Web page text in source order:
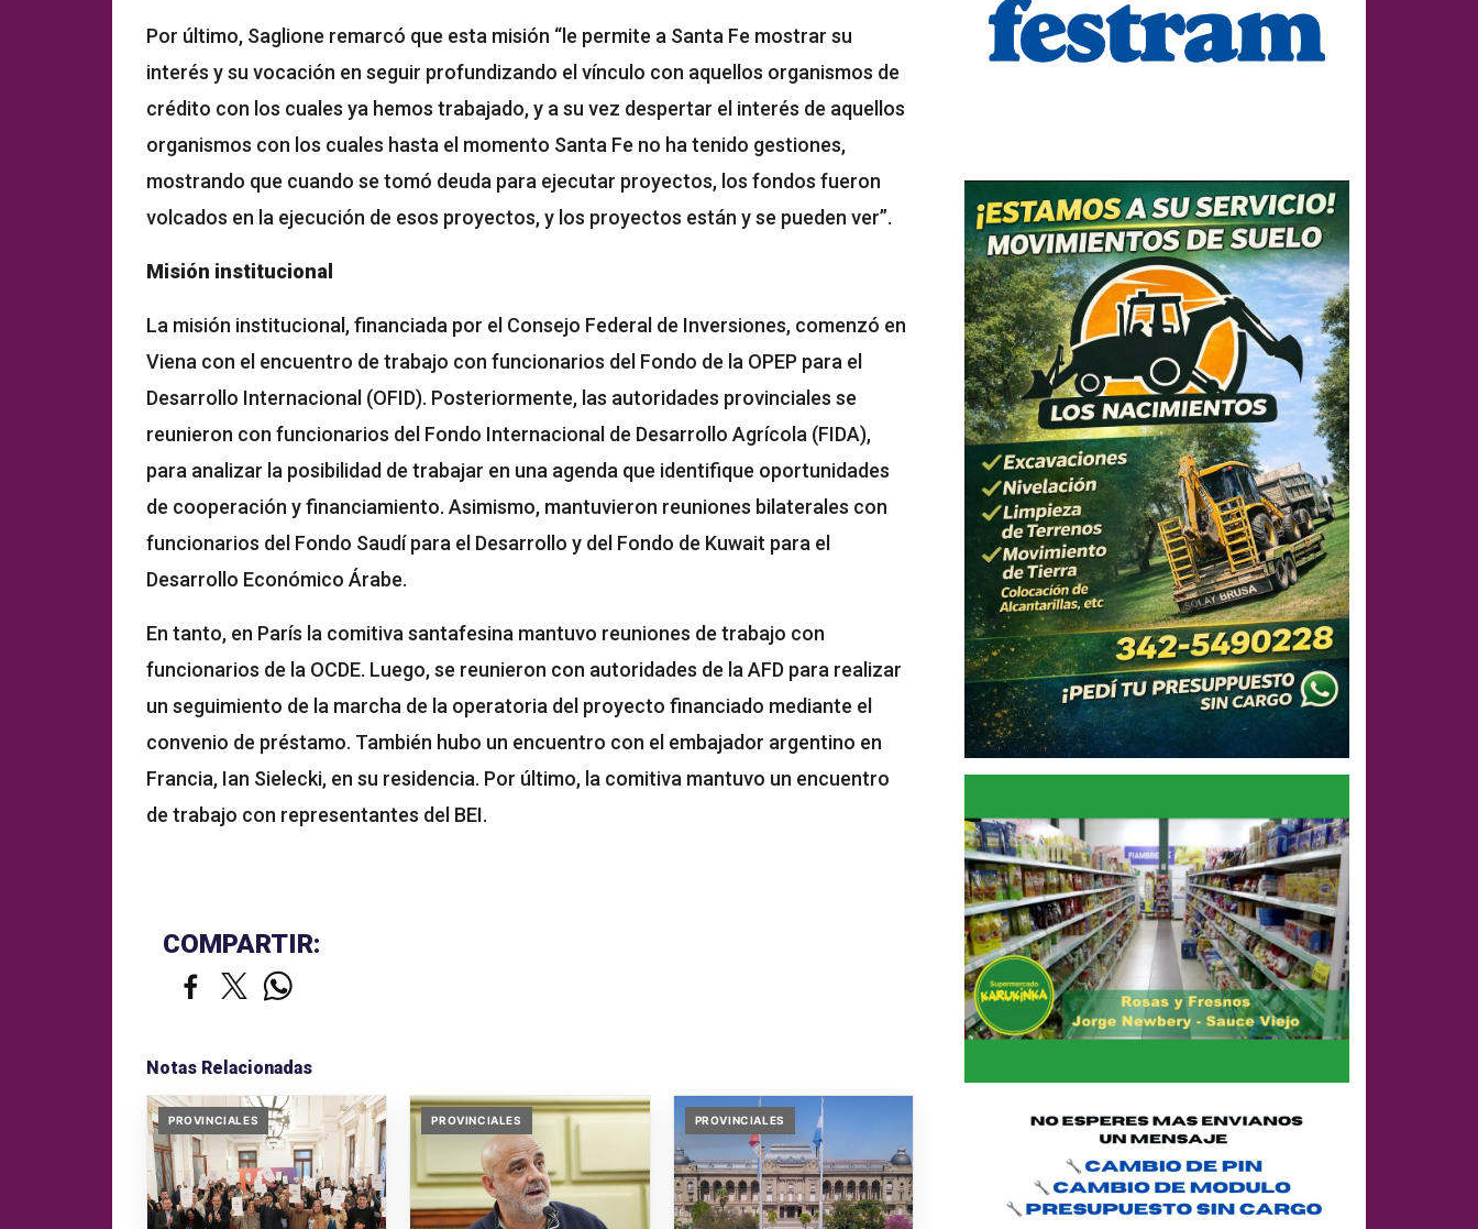
Por último, Saglione remarcó que esta misión “le permite a Santa Fe mostrar su
interés y su vocación en seguir profundizando el vínculo con aquellos organismos de
crédito con los cuales ya hemos trabajado, y a su vez despertar el interés de aquellos
organismos con los cuales hasta el momento Santa Fe no ha tenido gestiones,
mostrando que cuando se tomó deuda para ejecutar proyectos, los fondos fueron
volcados en la ejecución de esos proyectos, y los proyectos están y se pueden ver”.
Misión institucional
La misión institucional, financiada por el Consejo Federal de Inversiones, comenzó en
Viena con el encuentro de trabajo con funcionarios del Fondo de la OPEP para el
Desarrollo Internacional (OFID). Posteriormente, las autoridades provinciales se
reunieron con funcionarios del Fondo Internacional de Desarrollo Agrícola (FIDA),
para analizar la posibilidad de trabajar en una agenda que identifique oportunidades
de cooperación y financiamiento. Asimismo, mantuvieron reuniones bilaterales con
funcionarios del Fondo Saudí para el Desarrollo y del Fondo de Kuwait para el
Desarrollo Económico Árabe.
En tanto, en París la comitiva santafesina mantuvo reuniones de trabajo con
funcionarios de la OCDE. Luego, se reunieron con autoridades de la AFD para realizar
un seguimiento de la marcha de la operatoria del proyecto financiado mediante el
convenio de préstamo. También hubo un encuentro con el embajador argentino en
Francia, Ian Sielecki, en su residencia. Por último, la comitiva mantuvo un encuentro
de trabajo con representantes del BEI.
COMPARTIR:
Notas Relacionadas
PROVINCIALES PROVINCIALES PROVINCIALES